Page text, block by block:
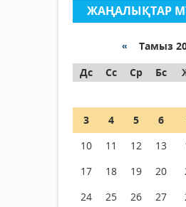
ЖАҢАЛЫҚТАР
« Тамыз
Дс
Сс Ср Бс
3
4 5 6
10
11 12 13
17
18 19 20
24
25 26 27